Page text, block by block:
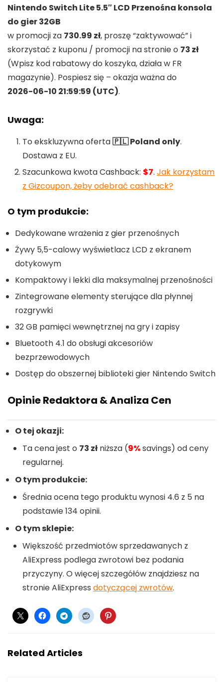
Nintendo Switch Lite 5.5″ LCD Przenośna konsola
do gier 32GB
w promocji za 730.99 zł, proszę “zaktywować” i
skorzystać z kuponu / promocji na stronie o 73 zł
(Wpisz kod rabatowy do koszyka, działa w FR
magazynie). Pospiesz się – okazja ważna do
2026-06-10 21:59:59 (UTC).
Uwaga:
To ekskluzywna oferta🇵🇱 Poland only.
Dostawa z EU.
Szacunkowa kwota Cashback: $7. Jak korzystam
z Gizcoupon, żeby odebrać cashback?
O tym produkcie:
Dedykowane wrażenia z gier przenośnych
Żywy 5,5-calowy wyświetlacz LCD z ekranem
dotykowym
Kompaktowy i lekki dla maksymalnej przenośności
Zintegrowane elementy sterujące dla płynnej
rozgrywki
32 GB pamięci wewnętrznej na gry i zapisy
Bluetooth 4.1 do obsługi akcesoriów
bezprzewodowych
Dostęp do obszernej biblioteki gier Nintendo Switch
Opinie Redaktora & Analiza Cen
O tej okazji:
Ta cena jest o 73 zł niższa (9%savings) od ceny
regularnej.
O tym produkcie:
Średnia ocena tego produktu wynosi 4.6 z 5 na
podstawie 134 opinii.
O tym sklepie:
Większość przedmiotów sprzedawanych z
AliExpress podlega zwrotowi bez podania
przyczyny. O więcej szczegółów znajdziesz na
stronie AliExpress dotyczącej zwrotów.
Related Articles